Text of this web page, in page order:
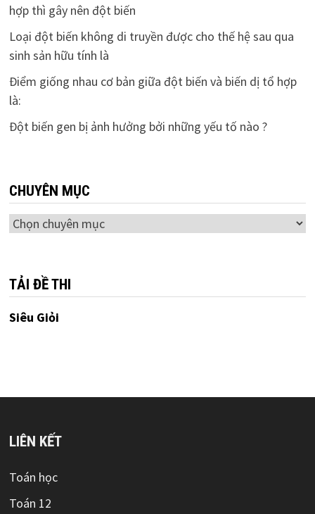
hợp thì gây nên đột biến
Loại đột biến không di truyền được cho thế hệ sau qua
sinh sản hữu tính là
Điểm giống nhau cơ bản giữa đột biến và biến dị tổ hợp
là:
Đột biến gen bị ảnh hưởng bởi những yếu tố nào ?
CHUYÊN MỤC
Chuyên
TẢI ĐỀ THI
Siêu Giỏi
LIÊN KẾT
Toán học
Toán 12